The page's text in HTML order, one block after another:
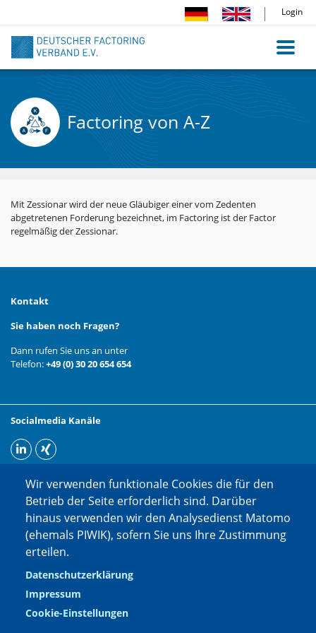
Inhalt
Login
Factoring von A-Z
Mit Zessionar wird der neue Gläubiger einer vom Zedenten
abgetretenen Forderung bezeichnet, im Factoring ist der Factor
regelmäßig der Zessionar.
Kontakt
Sie haben noch Fragen?
Dann rufen Sie uns an unter
Telefon:+49 (0) 30 20 654 654
Socialmedia Kanäle
Wir verwenden funktionale Cookies die für den
Betrieb der Seite erforderlich sind. Darüber
hinaus verwenden wir den Analysedienst Matomo
(ehemals PIWIK), sofern Sie uns Ihre Zustimmung
erteilen.
Datenschutzerklärung
Impressum
Cookie-Einstellungen